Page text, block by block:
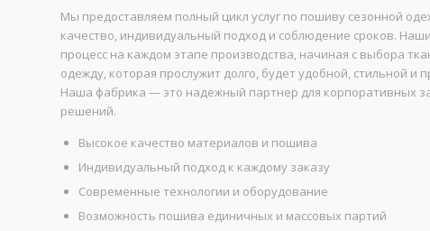
Мы предоставляем полный цикл услуг по пошиву сезонной
качество, индивидуальный подход и соблюдение сроков.
процесс на каждом этапе производства, начиная с выбора
одежду, которая прослужит долго, будет удобной, стильной и
Наша фабрика — это надежный партнер для корпоративных
решений.
Высокое качество материалов и пошива
Индивидуальный подход к каждому заказу
Современные технологии и оборудование
Возможность пошива единичных и массовых партий